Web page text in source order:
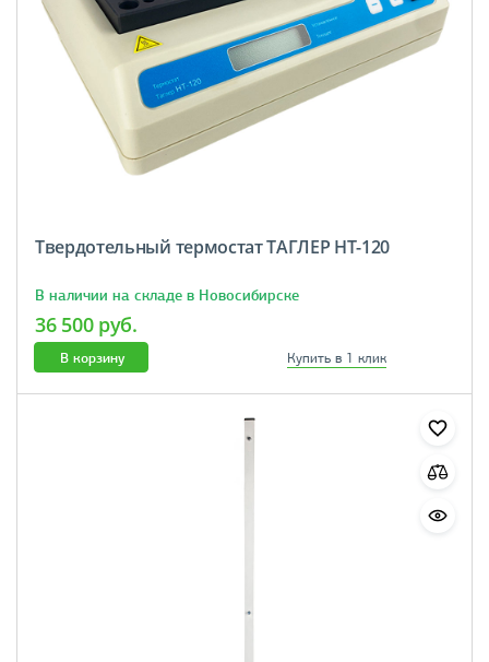
Твердотельный термостат ТАГЛЕР НТ-120
В наличии на складе в Новосибирске
36 500 руб.
В корзину Купить в 1 клик